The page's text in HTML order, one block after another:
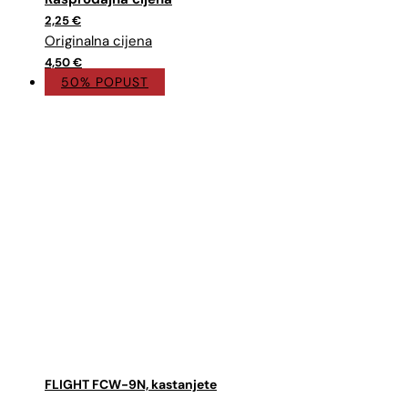
4,50€
cijena
bila
je:
4,50 €.
2,25€
cijena
je:
2,25 €.
50% POPUST
FLIGHT FCW-9N, kastanjete